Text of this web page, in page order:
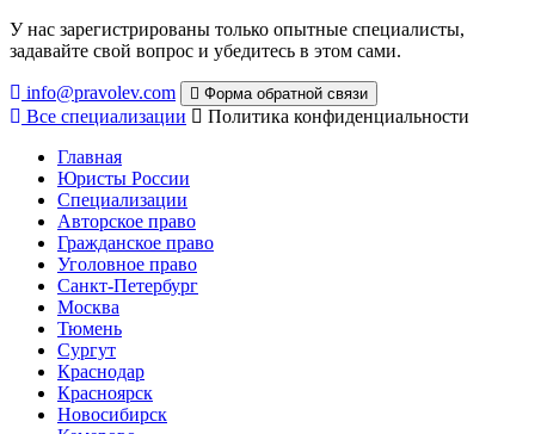
У нас зарегистрированы только опытные специалисты,
задавайте свой вопрос и убедитесь в этом сами.
info@pravolev.com Форма обратной связи
Все специализации
Политика конфиденциальности
Главная
Юристы России
Специализации
Авторское право
Гражданское право
Уголовное право
Санкт-Петербург
Москва
Тюмень
Сургут
Краснодар
Красноярск
Новосибирск